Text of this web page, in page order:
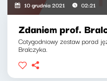
10 grudnia 2021 02:21
Zdaniem prof.
Cotygodniowy zestaw porad
Bralczyka.